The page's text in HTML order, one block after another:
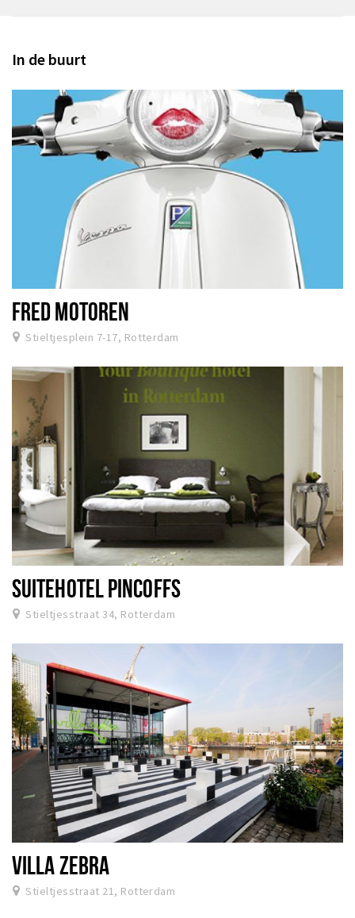
In de buurt
FRED MOTOREN
Stieltjesplein 7-17, Rotterdam
SUITEHOTEL PINCOFFS
Stieltjesstraat 34, Rotterdam
VILLA ZEBRA
Stieltjesstraat 21, Rotterdam